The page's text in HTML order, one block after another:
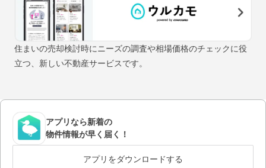
住まいの売却検討時にニーズの調査や相場価格のチェックに役
立つ、新しい不動産サービスです。
アプリなら新着の
物件情報が早く届く！
アプリをダウンロードする